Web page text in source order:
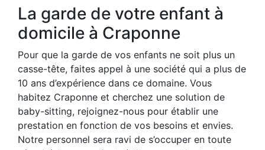
La garde de votre enfant à
domicile à Craponne
Pour que la garde de vos enfants ne soit plus un
casse-tête, faites appel à une société qui a plus de
10 ans d’expérience dans ce domaine. Vous
habitez Craponne et cherchez une solution de
baby-sitting, rejoignez-nous pour établir une
prestation en fonction de vos besoins et envies.
Notre personnel sera ravi de s’occuper en toute